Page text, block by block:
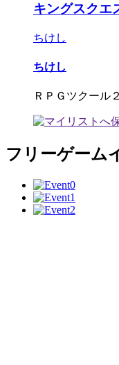
キングスクエ
ちけし
ちけし
ＲＰＧツクール
フリーゲーム